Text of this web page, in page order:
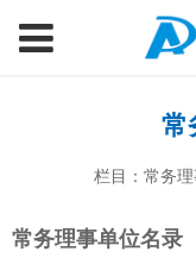
常
栏目：常务
常务理事单位名录